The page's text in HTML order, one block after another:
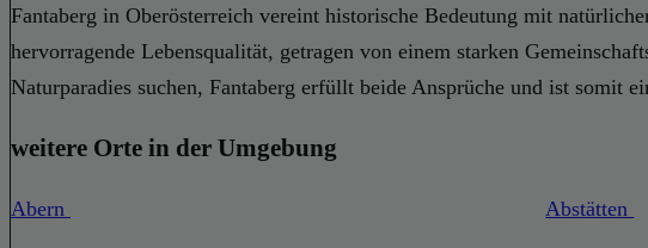
Fantaberg in Oberösterreich vereint historische Bedeutung mit
hervorragende Lebensqualität, getragen von einem starken
Naturparadies suchen, Fantaberg erfüllt beide Ansprüche und ist somit
weitere Orte in der Umgebung
Abern Abstätten